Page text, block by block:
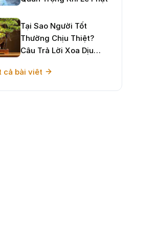
Tại Sao Người Tốt
Thường Chịu Thiệt?
Câu Trả Lời Xoa Dịu
Hướng Sống Hạnh Phúc
cả bài viêt